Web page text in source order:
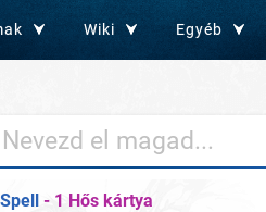
Wiki Egyéb
Nevezd el magad...
- 1 Hős kártya